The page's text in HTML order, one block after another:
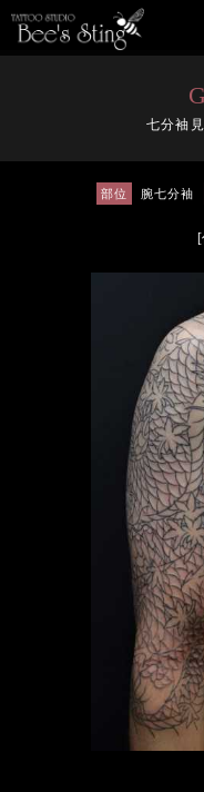
七分袖
部位 腕七分袖